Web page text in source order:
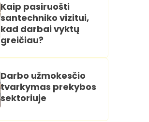
Kaip pasiruošti
santechniko vizitui,
kad darbai vyktų
greičiau?
Darbo užmokesčio
tvarkymas prekybos
sektoriuje